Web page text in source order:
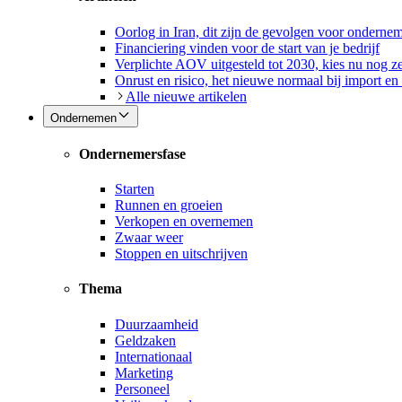
Oorlog in Iran, dit zijn de gevolgen voor
Financiering vinden voor de start van je bedrijf
Verplichte AOV uitgesteld tot 2030, kies nu nog
Onrust en risico, het nieuwe normaal bij import en
Alle nieuwe artikelen
Ondernemen
Ondernemersfase
Starten
Runnen en groeien
Verkopen en overnemen
Zwaar weer
Stoppen en uitschrijven
Thema
Duurzaamheid
Geldzaken
Internationaal
Marketing
Personeel